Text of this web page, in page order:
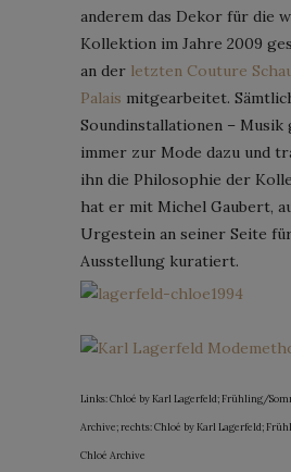
anderem das Dekor für die
Kollektion im Jahre 2009
an der letzten Couture
Palais mitgearbeitet.
Soundinstallationen –
immer zur Mode dazu und
ihn die Philosophie der
hat er mit Michel Gaubert,
Urgestein an seiner Seite
Ausstellung kuratiert.
Links: Chloé by Karl Lagerfeld; Frühling/
Archive; rechts: Chloé by Karl Lagerfeld;
Chloé Archive